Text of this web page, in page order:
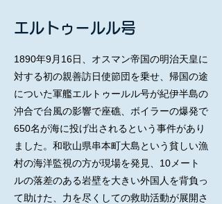
エルトゥールル号
1890年9月16日、オスマン帝国の明治天皇に
対する初の親善訪日使節団を乗せ、帰国の途
についた軍艦エルトゥールル号が紀伊半島の
沖合で台風の影響で座礁、ボイラーの爆発で
650名が海に投げ出されるという事件があり
ました。和歌山県串本町大島という貧しい漁
村の海洋監視の方が現場を発見、10メート
ルの落差のある岩壁を大きい外国人を背負っ
て助けた、力を尽くしての救助活動が展開さ